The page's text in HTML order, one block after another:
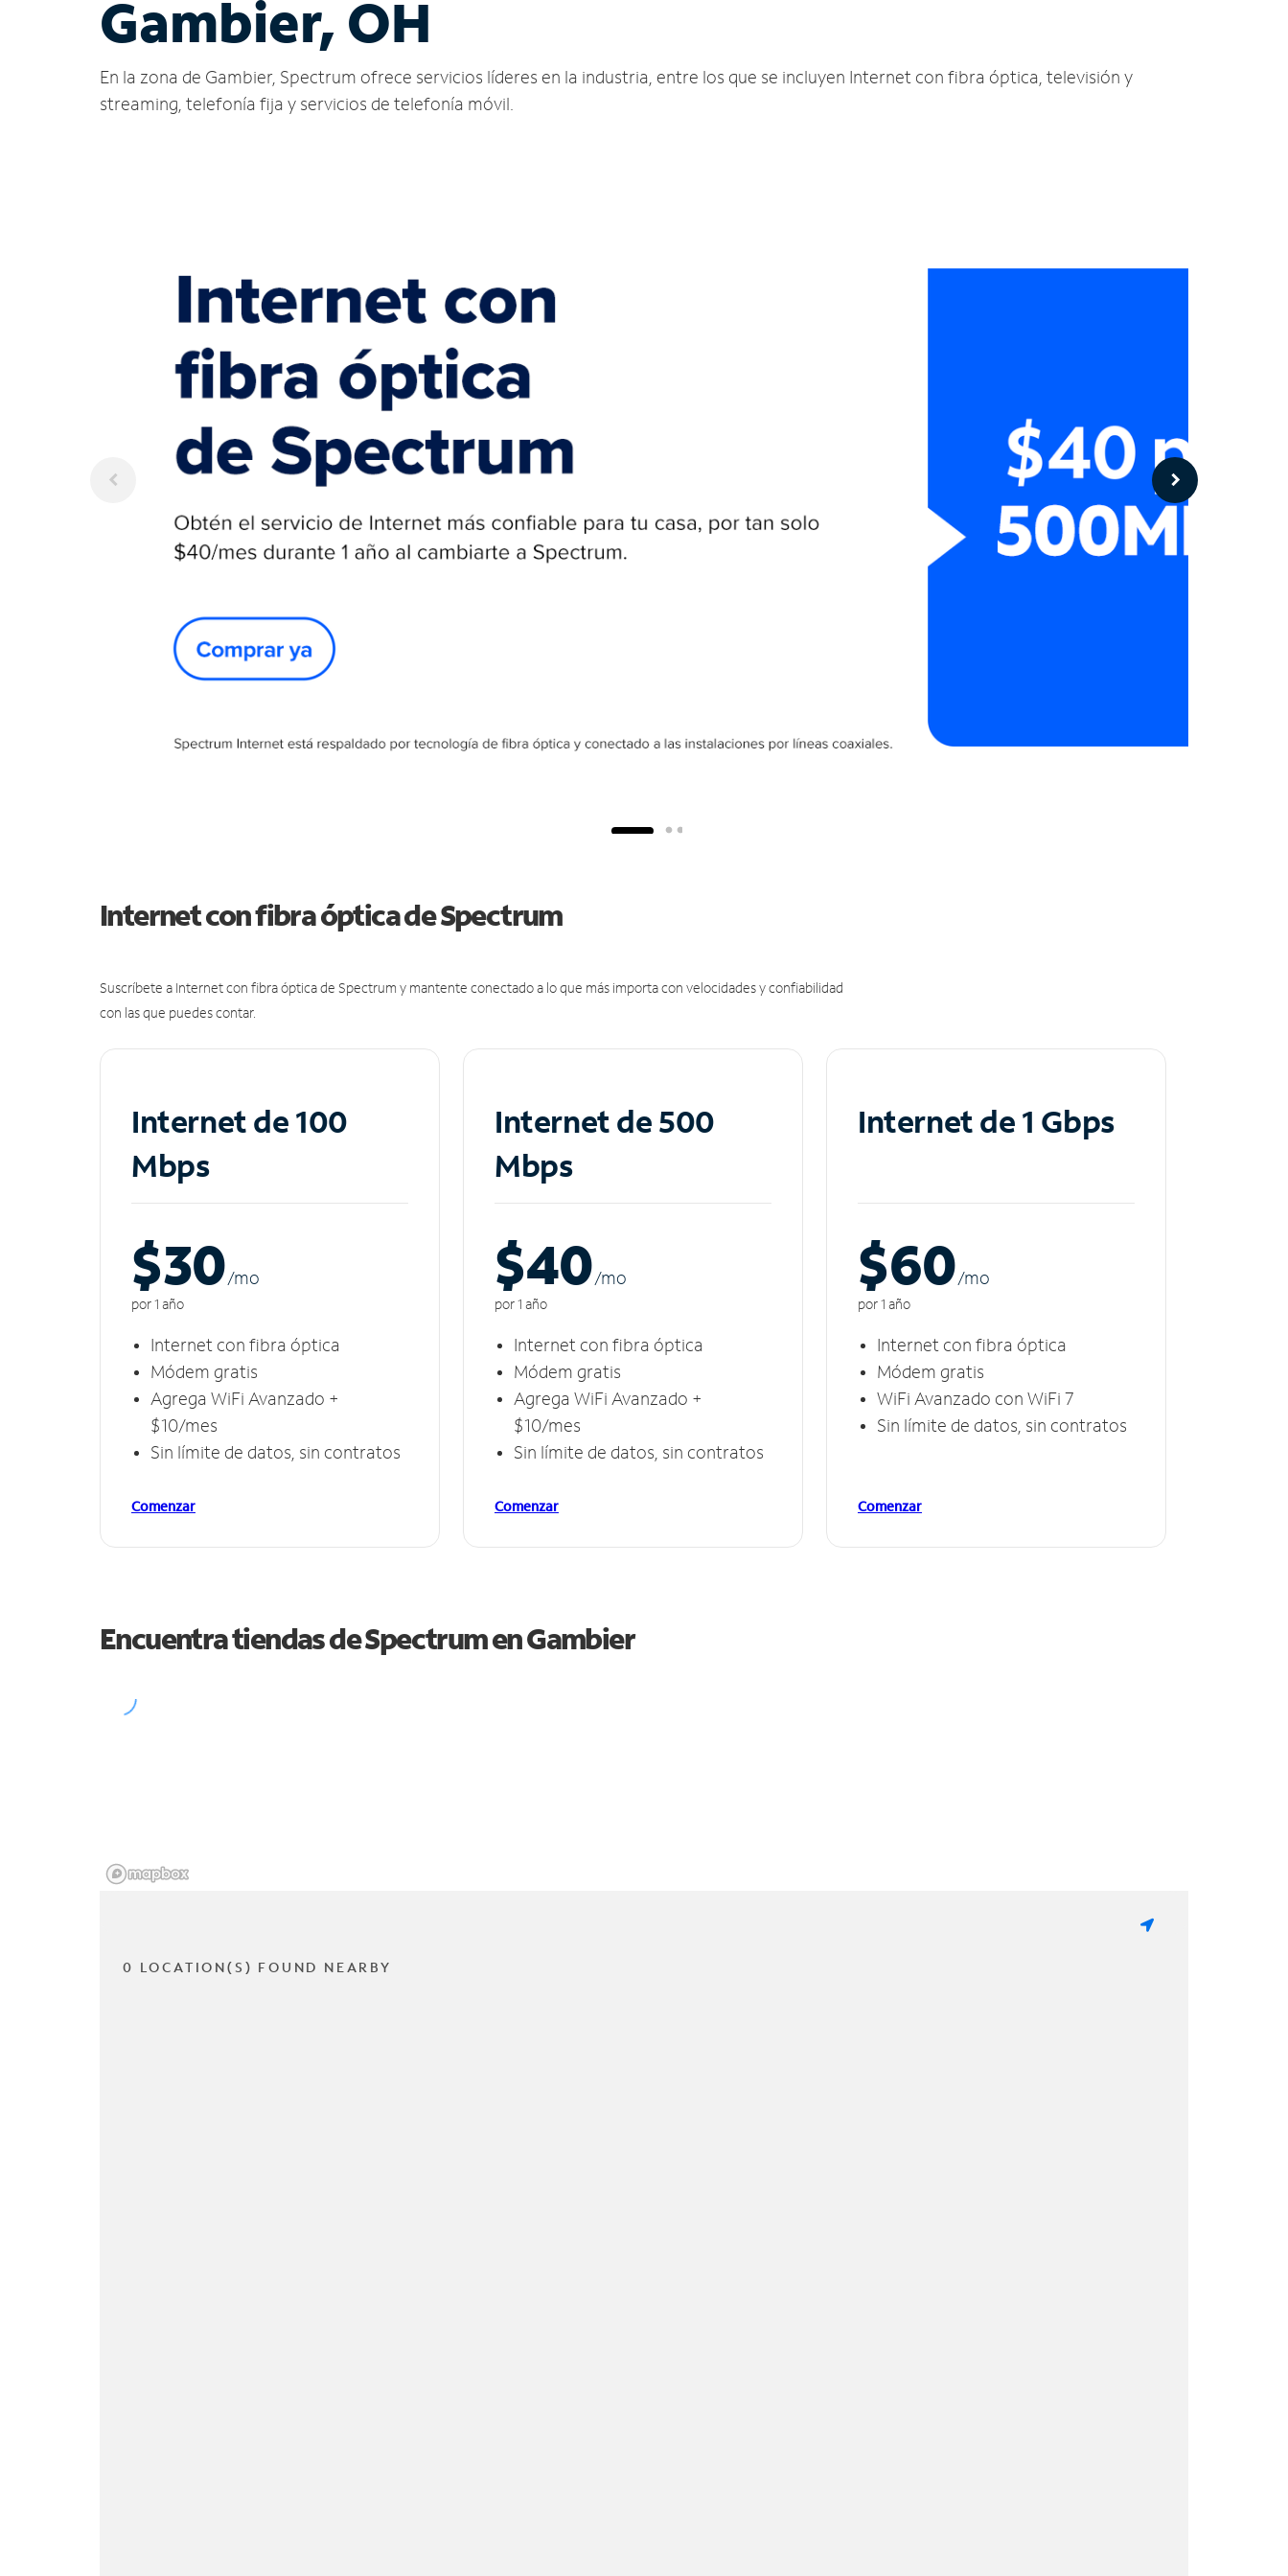
Gambier, OH
En la zona de Gambier, Spectrum ofrece servicios líderes en la industria, entre los que se incluyen Internet con fibra óptica, televisión y
streaming, telefonía fija y servicios de telefonía móvil.
Internet con fibra óptica de Spectrum
Suscríbete a Internet con fibra óptica de Spectrum y mantente conectado a lo que más importa con velocidades y confiabilidad
con las que puedes contar.
Internet de 100
Mbps
$30/mo
por 1 año
Internet con fibra óptica
Módem gratis
Agrega WiFi Avanzado +
$10/mes
Sin límite de datos, sin contratos
Comenzar
Internet de 500
Mbps
$40/mo
por 1 año
Internet con fibra óptica
Módem gratis
Agrega WiFi Avanzado +
$10/mes
Sin límite de datos, sin contratos
Comenzar
Internet de 1 Gbps
$60/mo
por 1 año
Internet con fibra óptica
Módem gratis
WiFi Avanzado con WiFi 7
Sin límite de datos, sin contratos
Comenzar
Encuentra tiendas de Spectrum enGambier
0 LOCATION(S) FOUND NEARBY